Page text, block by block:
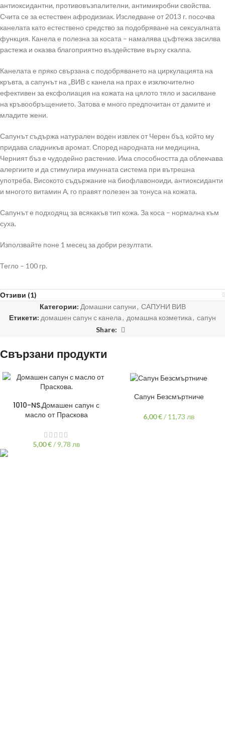
антиоксидантни, противовъзпалителни, антимикробни свойства.
Счита се за естествен афродизиак. Изследване от 2013 г. посочва
канелата като естествено средство за подобряване на сексуалната
функция. Канела е полезна за косата – намалява цъфтежа засилва
растежа и оказва благоприятно въздействие върху скалпа.
Канелата е пряко свързана с подобряването на циркулацията на
кръвта, а сапунът на „ВИВ с канела на прах е изключително
ефективен за ексфолиация на кожата на цялото тяло и засилване
на кръвообръщението. Затова е много предпочитан от дамите и
младите жени.
Сапунът съдържа натурален воден извлек от Черен бъз, който му
придава сладникъв аромат. Според народната ни медицина,
Черният бъз е чудодейно растение. Има способността да облекчава
алергиите и да стимулира имунната система при вътрешна
употреба. Високото съдържание на биофлавоноиди, антиоксиданти
и многото витамин А, го правят полезен за тонуса на кожата.
Сапунът е подходящ за всякакъв тип кожа. За коса – нормална към
суха.
Използвайте поне 1 месец за добри резултати.
Тегло – 100 гр.
Отзиви (1)
Категории: Домашни сапуни, САПУНИ ВИВ
Етикети: домашен сапун с канела, домашна козметика, сапун
Share:
Свързани продукти
1010-NS.Домашен сапун с
масло от Праскова
5,00€/9,78 лв
Сапун Безсмъртниче
6,00€/ 11,73 лв